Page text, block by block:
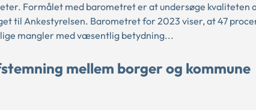
Formålet med barometret er at undersøge kvaliteten
til Ankestyrelsen. Barometret for 2023 viser, at 47
mangler med væsentlig betydning...
mellem borger og kommune